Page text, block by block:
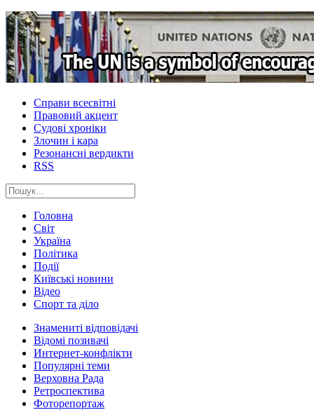
Справи всесвітні
Правовий акцент
Судові хроніки
Злочин і кара
Резонансні вердикти
RSS
Головна
Світ
Україна
Політика
Події
Київські новини
Відео
Спорт та діло
Знамениті відповідачі
Відомі позивачі
Интернет-конфлікти
Популярні теми
Верховна Рада
Ретроспектива
Фоторепортаж